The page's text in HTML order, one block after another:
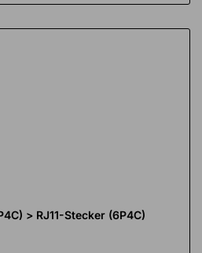
> RJ11-Stecker (6P4C)